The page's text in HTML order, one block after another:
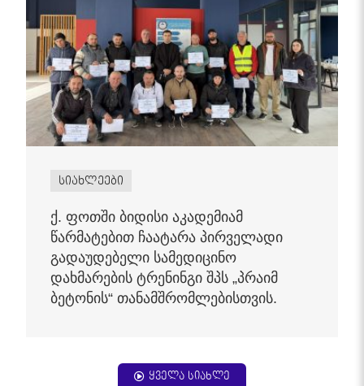
სიახლეები
ქ. ფოთში ბიდისი აკადემიამ
წარმატებით ჩაატარა პირველადი
გადაუდებელი სამედიცინო
დახმარების ტრენინგი შპს „პრაიმ
ბეტონის“ თანამშრომლებისთვის.
ყველა სიახლე